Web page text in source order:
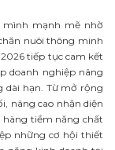
mình mạnh mẽ nhờ
nuôi thông minh
tiếp tục cam kết
doanh nghiệp nâng
dài hạn. Từ mở rộng
nâng cao nhận diện
tiềm năng chất
những cơ hội thiết